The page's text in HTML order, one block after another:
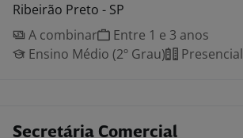
Ribeirão Preto - SP
A combinar
Entre 1 e 3 anos
Ensino Médio (2º Grau)
Presencial
Secretária Comercial